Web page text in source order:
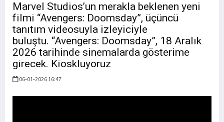
Marvel Studios’un merakla beklenen yeni
filmi “Avengers: Doomsday”, üçüncü
tanıtım videosuyla izleyiciyle
buluştu. “Avengers: Doomsday”, 18 Aralık
2026 tarihinde sinemalarda gösterime
girecek. Kioskluyoruz
06-01-2026 16:47